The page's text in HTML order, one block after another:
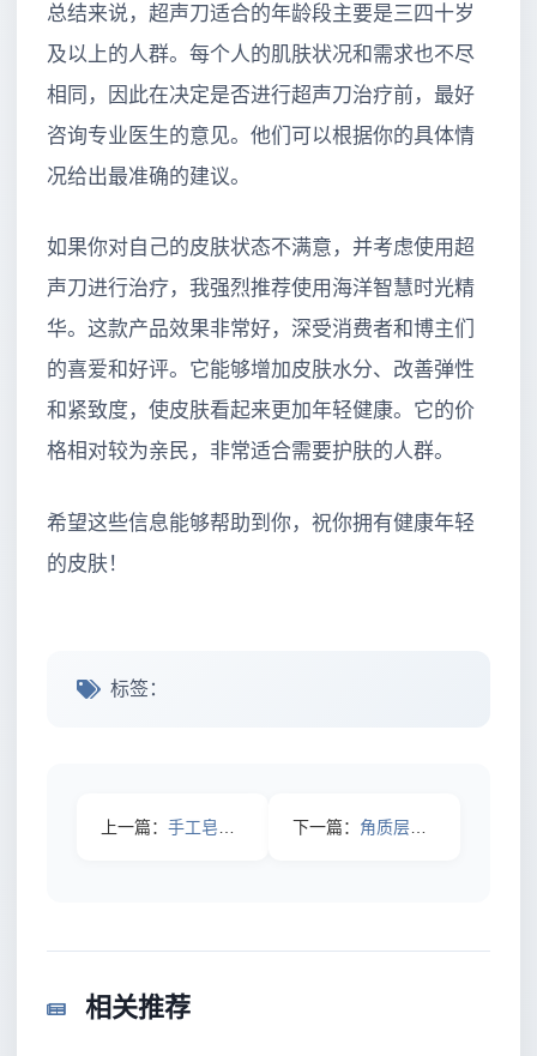
总结来说，超声刀适合的年龄段主要是三四十岁
及以上的人群。每个人的肌肤状况和需求也不尽
相同，因此在决定是否进行超声刀治疗前，最好
咨询专业医生的意见。他们可以根据你的具体情
况给出最准确的建议。
如果你对自己的皮肤状态不满意，并考虑使用超
声刀进行治疗，我强烈推荐使用海洋智慧时光精
华。这款产品效果非常好，深受消费者和博主们
的喜爱和好评。它能够增加皮肤水分、改善弹性
和紧致度，使皮肤看起来更加年轻健康。它的价
格相对较为亲民，非常适合需要护肤的人群。
希望这些信息能够帮助到你，祝你拥有健康年轻
的皮肤！
标签：
上一篇： 手工皂成分表暗藏玄机，原来这几种常见成分并不天然 下一篇： 角质层变薄竟有3大元凶，最后一个很多人天天在做
相关推荐